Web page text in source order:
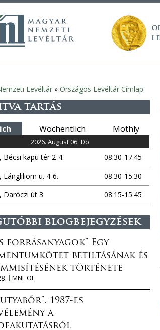
Levéltár » Országos Levéltár Címlap
tartás
Wöchentlich Mothly
2026. August 06. Do
Bécsi kapu tér 2-4.
08:30-17:45
Lángliliom u. 4-6.
08:30-15:30
Daróczi út 3.
08:15-15:45
blogbejegyzések
forrásanyagok” Egy
betiltásának és
története
MNL OL
1987-es
a